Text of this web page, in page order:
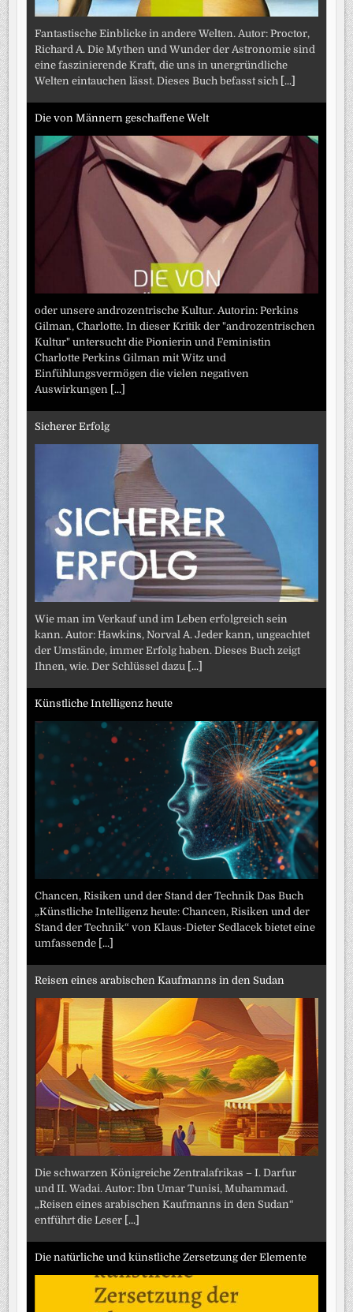
Fantastische Einblicke in andere Welten. Autor: Proctor,
Richard A. Die Mythen und Wunder der Astronomie sind
eine faszinierende Kraft, die uns in unergründliche
Welten eintauchen lässt. Dieses Buch befasst sich [...]
Die von Männern geschaffene Welt
oder unsere androzentrische Kultur. Autorin: Perkins
Gilman, Charlotte. In dieser Kritik der "androzentrischen
Kultur" untersucht die Pionierin und Feministin
Charlotte Perkins Gilman mit Witz und
Einfühlungsvermögen die vielen negativen
Auswirkungen [...]
Sicherer Erfolg
Wie man im Verkauf und im Leben erfolgreich sein
kann. Autor: Hawkins, Norval A. Jeder kann, ungeachtet
der Umstände, immer Erfolg haben. Dieses Buch zeigt
Ihnen, wie. Der Schlüssel dazu [...]
Künstliche Intelligenz heute
Chancen, Risiken und der Stand der Technik Das Buch
„Künstliche Intelligenz heute: Chancen, Risiken und der
Stand der Technik“ von Klaus-Dieter Sedlacek bietet eine
umfassende [...]
Reisen eines arabischen Kaufmanns in den Sudan
Die schwarzen Königreiche Zentralafrikas – I. Darfur
und II. Wadai. Autor: Ibn Umar Tunisi, Muhammad.
„Reisen eines arabischen Kaufmanns in den Sudan“
entführt die Leser [...]
Die natürliche und künstliche Zersetzung der Elemente